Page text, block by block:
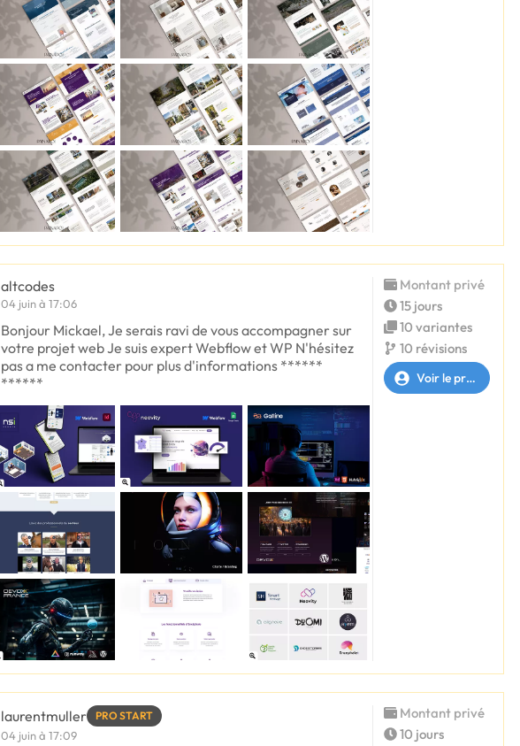
altcodes
04 juin à 17:06
Bonjour Mickael, Je serais ravi de vous accompagner sur
votre projet web Je suis expert Webflow et WP N'hésitez
pas a me contacter pour plus d'informations ******
******
Montant privé
15 jours
10 variantes
10 révisions
Voir le profil
laurentmuller PRO START
04 juin à 17:09
Montant privé
10 jours